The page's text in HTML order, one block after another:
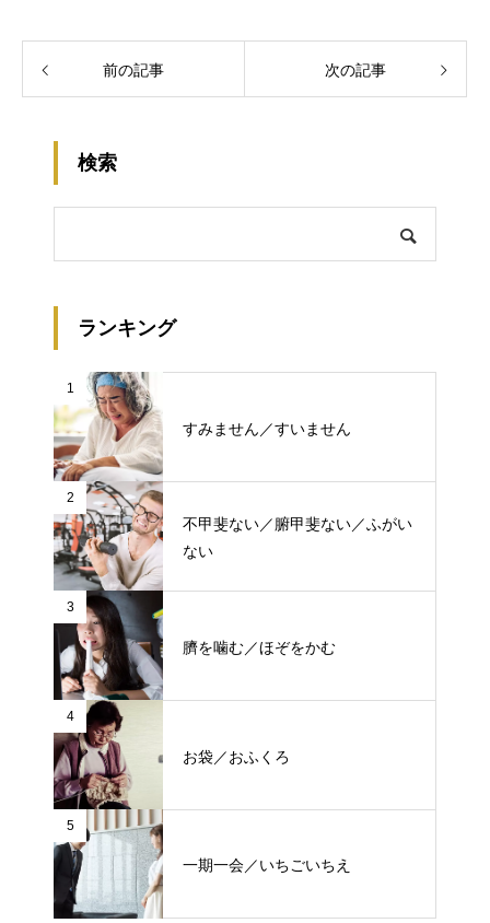
前の記事 次の記事
検索
ランキング
1
すみません／すいません
2
不甲斐ない／腑甲斐ない／ふがい
ない
3
臍を噛む／ほぞをかむ
4
お袋／おふくろ
5
一期一会／いちごいちえ